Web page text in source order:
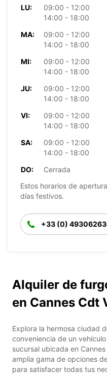
LU:
09:00 - 12:00
14:00 - 18:00
MA:
09:00 - 12:00
14:00 - 18:00
MI:
09:00 - 12:00
14:00 - 18:00
JU:
09:00 - 12:00
14:00 - 18:00
VI:
09:00 - 12:00
14:00 - 18:00
SA:
09:00 - 12:00
14:00 - 18:00
DO:
Cerrada
Estos horarios de
días festivos.
+33 (0)
Alquiler de
en Cannes Cdt
Explora la hermosa ciudad
conveniencia de un
sucursal ubicada en
amplia gama de opciones
para satisfacer todas tus